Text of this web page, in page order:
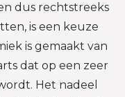
dus rechtstreeks
is een keuze
is gemaakt van
dat op een zeer
Het nadeel